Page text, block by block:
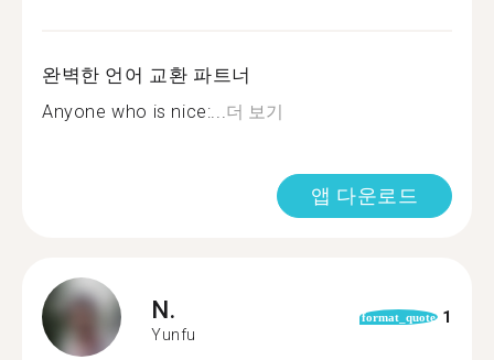
완벽한 언어 교환 파트너
Anyone who is nice:...더 보기
앱 다운로드
N.
Yunfu
format_quote 1